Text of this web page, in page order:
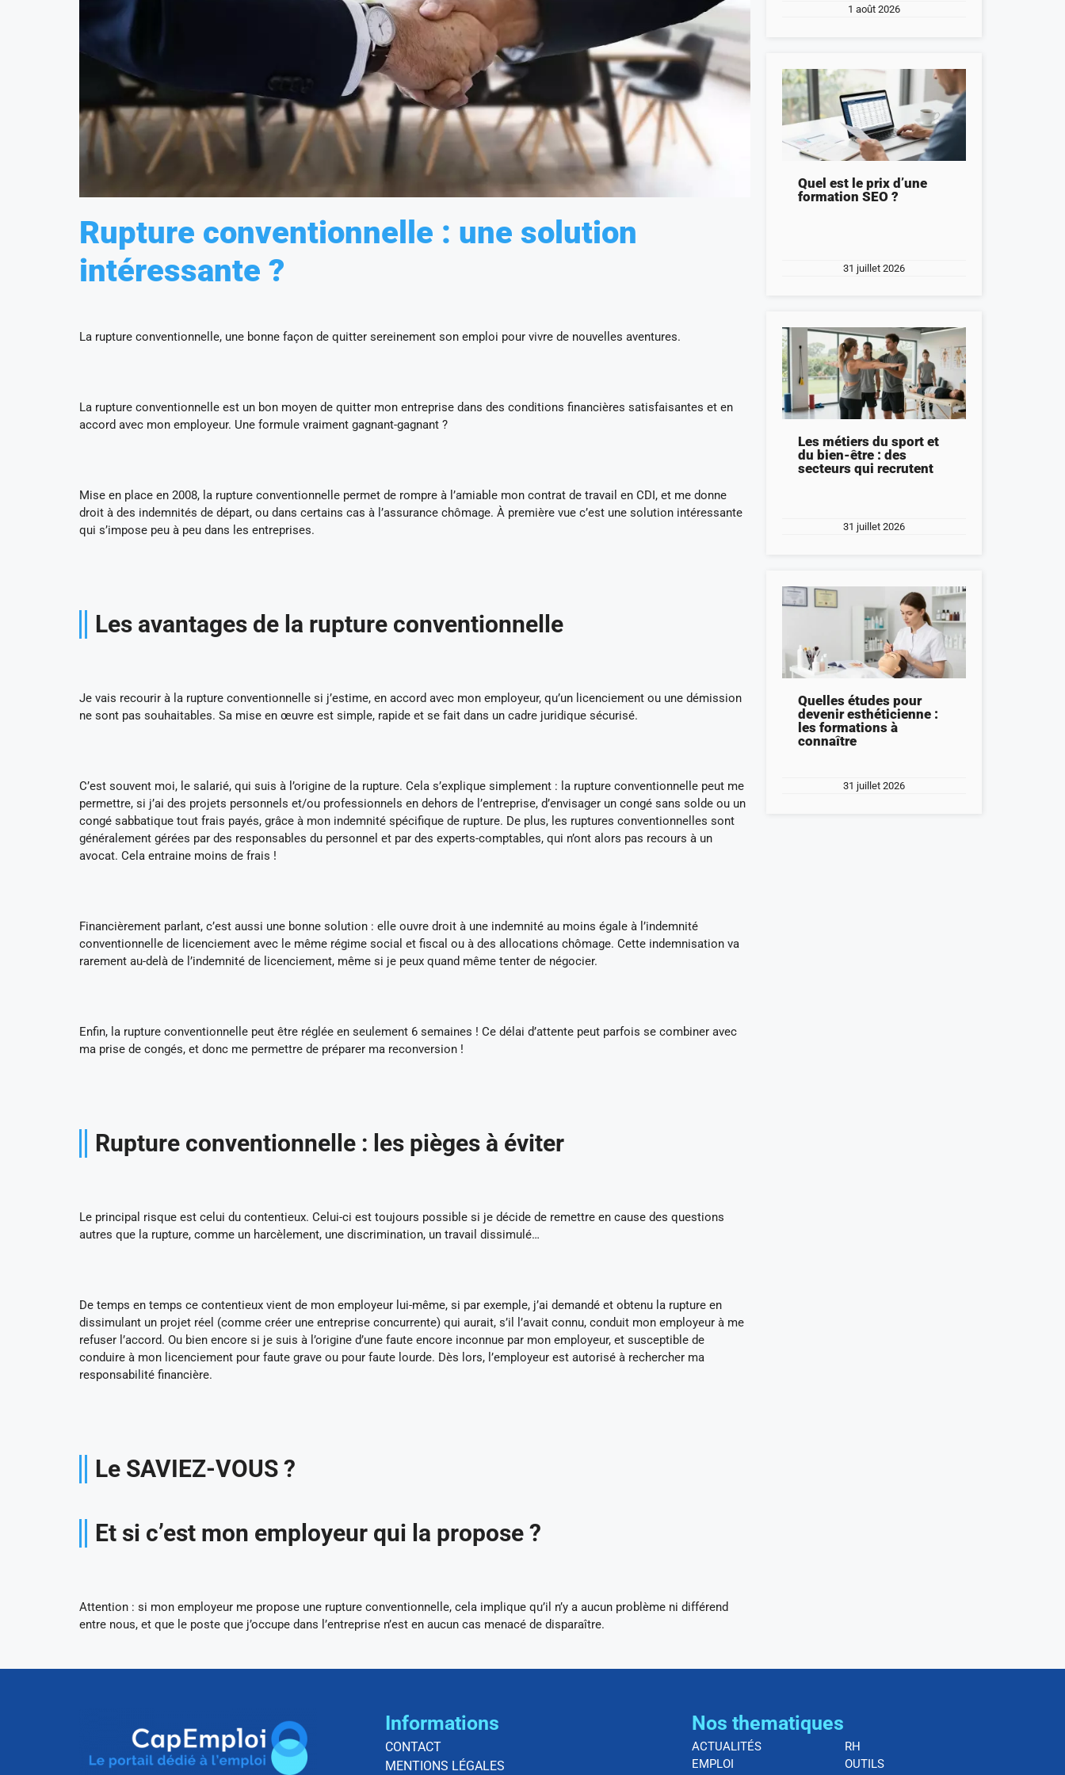
Rupture conventionnelle : une solution
intéressante ?
La rupture conventionnelle, une bonne façon de quitter sereinement son emploi pour vivre de nouvelles aventures.
La rupture conventionnelle est un bon moyen de quitter mon entreprise dans des conditions financières satisfaisantes et en
accord avec mon employeur. Une formule vraiment gagnant-gagnant ?
Mise en place en 2008, la rupture conventionnelle permet de rompre à l’amiable mon contrat de travail en CDI, et me donne
droit à des indemnités de départ, ou dans certains cas à l’assurance chômage. À première vue c’est une solution intéressante
qui s’impose peu à peu dans les entreprises.
Les avantages de la rupture conventionnelle
Je vais recourir à la rupture conventionnelle si j’estime, en accord avec mon employeur, qu’un licenciement ou une démission
ne sont pas souhaitables. Sa mise en œuvre est simple, rapide et se fait dans un cadre juridique sécurisé.
C’est souvent moi, le salarié, qui suis à l’origine de la rupture. Cela s’explique simplement : la rupture conventionnelle peut me
permettre, si j’ai des projets personnels et/ou professionnels en dehors de l’entreprise, d’envisager un congé sans solde ou un
congé sabbatique tout frais payés, grâce à mon indemnité spécifique de rupture. De plus, les ruptures conventionnelles sont
généralement gérées par des responsables du personnel et par des experts-comptables, qui n’ont alors pas recours à un
avocat. Cela entraine moins de frais !
Financièrement parlant, c’est aussi une bonne solution : elle ouvre droit à une indemnité au moins égale à l’indemnité
conventionnelle de licenciement avec le même régime social et fiscal ou à des allocations chômage. Cette indemnisation va
rarement au-delà de l’indemnité de licenciement, même si je peux quand même tenter de négocier.
Enfin, la rupture conventionnelle peut être réglée en seulement 6 semaines ! Ce délai d’attente peut parfois se combiner avec
ma prise de congés, et donc me permettre de préparer ma reconversion !
Rupture conventionnelle : les pièges à éviter
Le principal risque est celui du contentieux. Celui-ci est toujours possible si je décide de remettre en cause des questions
autres que la rupture, comme un harcèlement, une discrimination, un travail dissimulé…
De temps en temps ce contentieux vient de mon employeur lui-même, si par exemple, j’ai demandé et obtenu la rupture en
dissimulant un projet réel (comme créer une entreprise concurrente) qui aurait, s’il l’avait connu, conduit mon employeur à me
refuser l’accord. Ou bien encore si je suis à l’origine d’une faute encore inconnue par mon employeur, et susceptible de
conduire à mon licenciement pour faute grave ou pour faute lourde. Dès lors, l’employeur est autorisé à rechercher ma
responsabilité financière.
Le SAVIEZ-VOUS ?
Et si c’est mon employeur qui la propose ?
Attention : si mon employeur me propose une rupture conventionnelle, cela implique qu’il n’y a aucun problème ni différend
entre nous, et que le poste que j’occupe dans l’entreprise n’est en aucun cas menacé de disparaître.
1 août 2026
Quel est le prix d’une
formation SEO ?
31 juillet 2026
Les métiers du sport et
du bien-être : des
secteurs qui recrutent
31 juillet 2026
Quelles études pour
devenir esthéticienne :
les formations à
connaître
31 juillet 2026
Informations
CONTACT
MENTIONS LÉGALES
Nos thematiques
ACTUALITÉS
EMPLOI
RH
OUTILS